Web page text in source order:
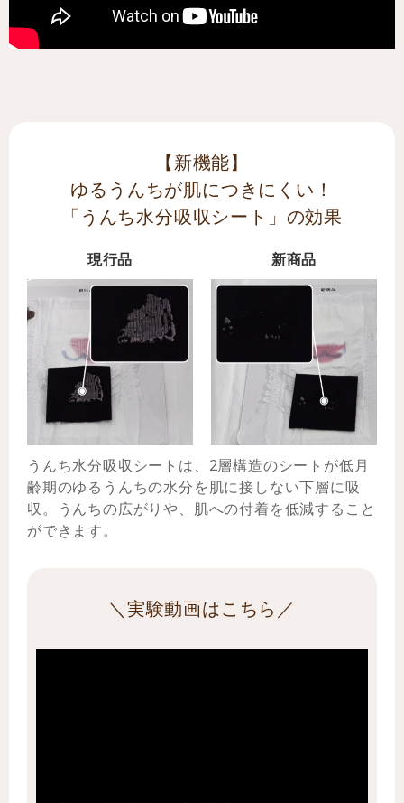
【新機能】
ゆるうんちが肌につきにくい！
「うんち水分吸収シート」の効果
現行品 新商品
うんち水分吸収シートは、2層構造のシートが低月
齢期のゆるうんちの水分を肌に接しない下層に吸
収。うんちの広がりや、肌への付着を低減すること
ができます。
＼実験動画はこちら／